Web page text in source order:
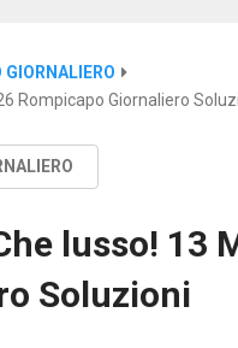
Rompicapo Giornaliero
lusso! 13
Soluzioni